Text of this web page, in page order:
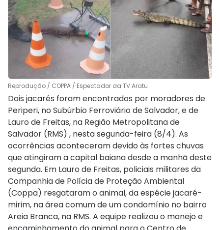
Reprodução / COPPA / Espectador da TV Aratu
Dois jacarés foram encontrados por moradores de
Periperi, no Subúrbio Ferroviário de Salvador, e de
Lauro de Freitas, na Região Metropolitana de
Salvador (RMS) , nesta segunda-feira (8/4). As
ocorrências aconteceram devido às fortes chuvas
que atingiram a capital baiana desde a manhã deste
segunda. Em Lauro de Freitas, policiais militares da
Companhia de Polícia de Proteção Ambiental
(Coppa) resgataram o animal, da espécie jacaré-
mirim, na área comum de um condomínio no bairro
Areia Branca, na RMS. A equipe realizou o manejo e